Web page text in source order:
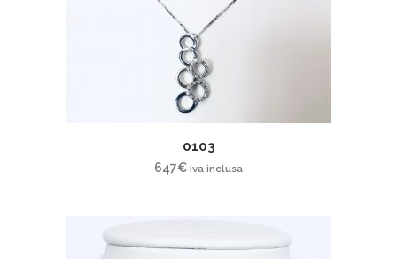
0103
647€ iva inclusa